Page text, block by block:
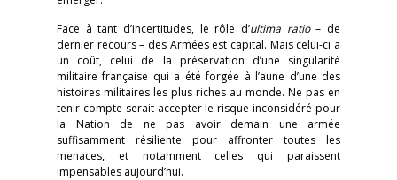
Face à tant d’incertitudes, le rôle d’ultima ratio– de
dernier recours – des Armées est capital. Mais celui-ci a
un coût, celui de la préservation d’une singularité
militaire française qui a été forgée à l’aune d’une des
histoires militaires les plus riches au monde. Ne pas en
tenir compte serait accepter le risque inconsidéré pour
la Nation de ne pas avoir demain une armée
suffisamment résiliente pour affronter toutes les
menaces, et notamment celles qui paraissent
impensables aujourd’hui.